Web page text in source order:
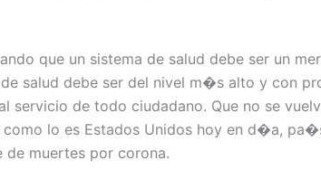
que un sistema de salud debe ser un
salud debe ser del nivel m�s alto y con
servicio de todo ciudadano. Que no se
como lo es Estados Unidos hoy en d�a,
de muertes por corona.